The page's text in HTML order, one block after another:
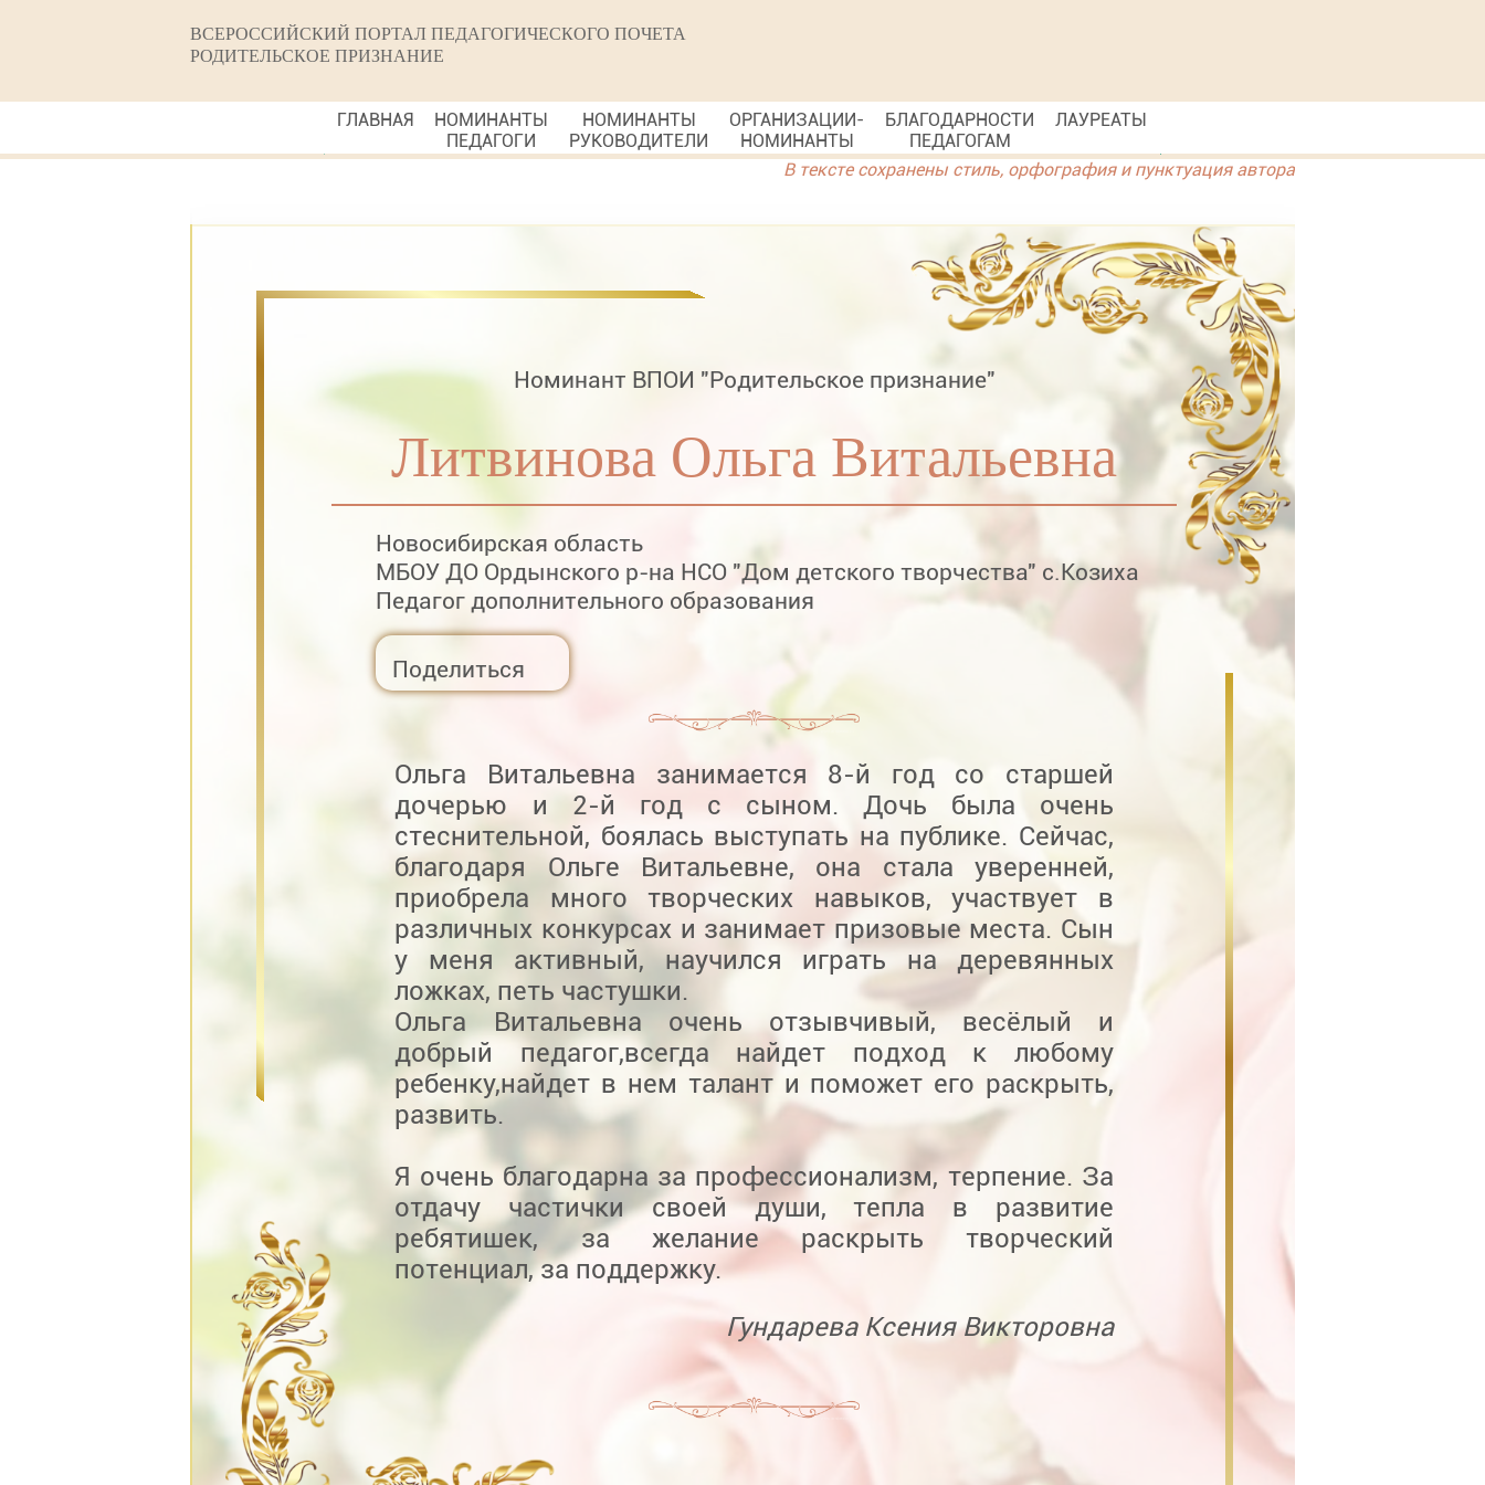
ВСЕРОССИЙСКИЙ ПОРТАЛ ПЕДАГОГИЧЕСКОГО ПОЧЕТА
РОДИТЕЛЬСКОЕ ПРИЗНАНИЕ
ГЛАВНАЯ
НОМИНАНТЫ
ПЕДАГОГИ
НОМИНАНТЫ
РУКОВОДИТЕЛИ
ОРГАНИЗАЦИИ-
НОМИНАНТЫ
БЛАГОДАРНОСТИ
ПЕДАГОГАМ
ЛАУРЕАТЫ
В тексте сохранены стиль, орфография и пунктуация автора
Номинант ВПОИ "Родительское признание"
Литвинова Ольга Витальевна
Новосибирская область
МБОУ ДО Ордынского р-на НСО "Дом детского творчества" с.Козиха
Педагог дополнительного образования
Поделиться
Ольга Витальевна занимается 8-й год со старшей
дочерью и 2-й год с сыном. Дочь была очень
стеснительной, боялась выступать на публике. Сейчас,
благодаря Ольге Витальевне, она стала уверенней,
приобрела много творческих навыков, участвует в
различных конкурсах и занимает призовые места. Сын
у меня активный, научился играть на деревянных
ложках, петь частушки.
Ольга Витальевна очень отзывчивый, весёлый и
добрый педагог,всегда найдет подход к любому
ребенку,найдет в нем талант и поможет его раскрыть,
развить.
Я очень благодарна за профессионализм, терпение. За
отдачу частички своей души, тепла в развитие
ребятишек, за желание раскрыть творческий
потенциал, за поддержку.
Гундарева Ксения Викторовна